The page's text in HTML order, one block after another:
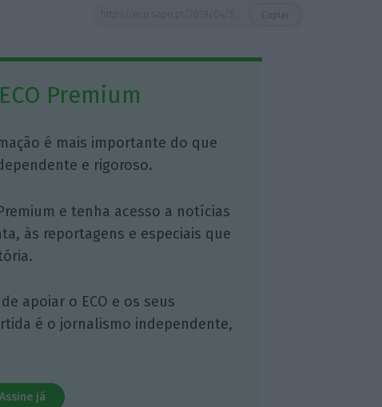
Premium
é mais importante do que
e rigoroso.
e tenha acesso a notícias
às reportagens e especiais que
apoiar o ECO e os seus
é o jornalismo independente,
Assine já